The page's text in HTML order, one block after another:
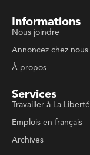
Informations
Nous joindre
Annoncez chez nous
À propos
Services
Travailler à La Liberté
Emplois en français
Archives